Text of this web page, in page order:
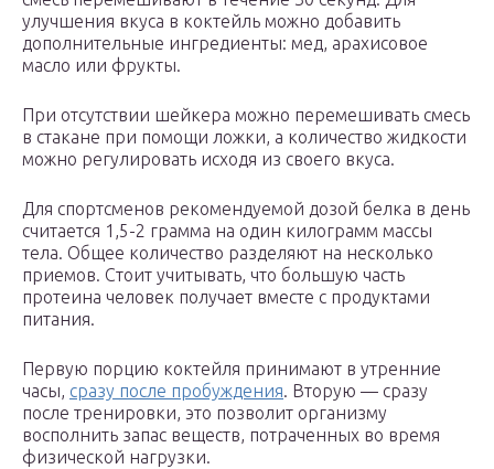
улучшения вкуса в коктейль можно добавить
дополнительные ингредиенты: мед, арахисовое
масло или фрукты.
При отсутствии шейкера можно перемешивать смесь
в стакане при помощи ложки, а количество жидкости
можно регулировать исходя из своего вкуса.
Для спортсменов рекомендуемой дозой белка в день
считается 1,5-2 грамма на один килограмм массы
тела. Общее количество разделяют на несколько
приемов. Стоит учитывать, что большую часть
протеина человек получает вместе с продуктами
питания.
Первую порцию коктейля принимают в утренние
часы, сразу после пробуждения. Вторую — сразу
после тренировки, это позволит организму
восполнить запас веществ, потраченных во время
физической нагрузки.